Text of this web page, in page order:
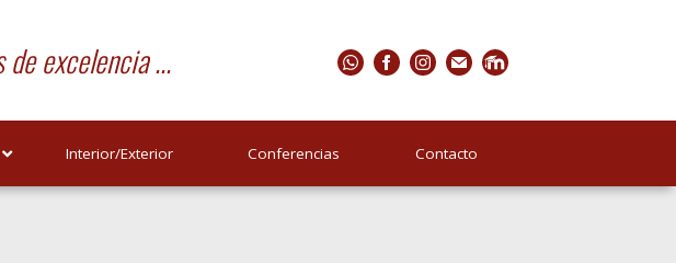
de excelencia ...
Interior/Exterior Conferencias Contacto